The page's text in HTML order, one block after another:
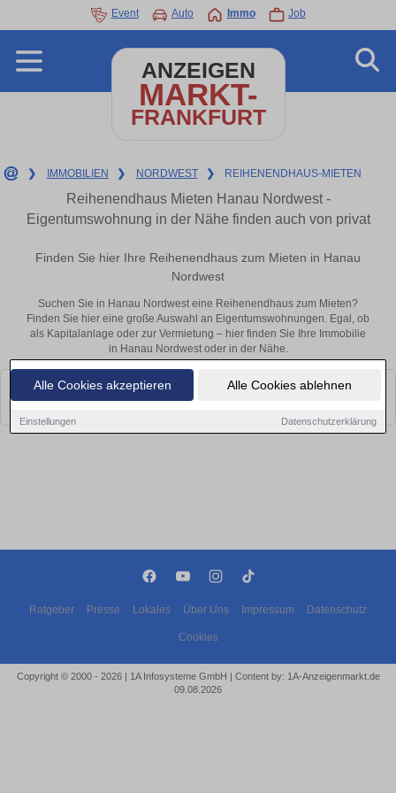
Alle Cookies akzeptieren Alle Cookies ablehnen
Einstellungen Datenschutzerklärung
Event Auto Immo Job
ANZEIGEN
MARKT-
FRANKFURT
❯ IMMOBILIEN ❯ NORDWEST ❯ REIHENENDHAUS-MIETEN
Reihenendhaus Mieten Hanau Nordwest -
Eigentumswohnung in der Nähe finden auch von privat
Finden Sie hier Ihre Reihenendhaus zum Mieten in Hanau
Nordwest
Suchen Sie in Hanau Nordwest eine Reihenendhaus zum Mieten?
Finden Sie hier eine große Auswahl an Eigentumswohnungen. Egal, ob
als Kapitalanlage oder zur Vermietung – hier finden Sie Ihre Immobilie
in Hanau Nordwest oder in der Nähe.
Leider konnten wir derzeit keine passenden Objekte finden. Schauen Sie
bald wieder vorbei!
Ratgeber Presse Lokales Über Uns Impressum Datenschutz
Cookies
Copyright © 2000 - 2026 | 1A Infosysteme GmbH | Content by: 1A-Anzeigenmarkt.de
09.08.2026